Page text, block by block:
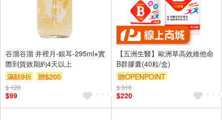
谷溜谷溜 井裡月-銀耳-295ml※實
際到貨效期約4天以上
滿額9折
贈$200
$ 120
$99
【五洲生醫】歐洲草高效維他命
B群膠囊(40粒/盒)
贈OPENPOINT
$ 310
$220